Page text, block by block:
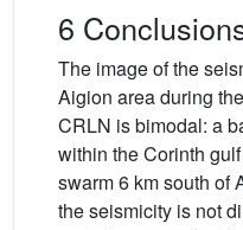
6
The image of the
Aigion area during
CRLN is bimodal: a
within the Corinth
swarm 6 km south of
the seismicity is not